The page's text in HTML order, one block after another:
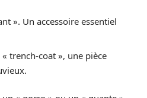
». Un accessoire essentiel
trench-coat », une pièce